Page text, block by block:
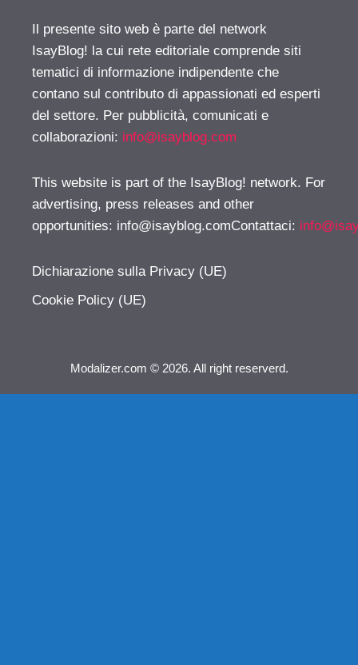
Il presente sito web è parte del network
IsayBlog! la cui rete editoriale comprende siti
tematici di informazione indipendente che
contano sul contributo di appassionati ed esperti
del settore. Per pubblicità, comunicati e
collaborazioni: info@isayblog.com
This website is part of the IsayBlog! network. For
advertising, press releases and other
opportunities: info@isayblog.comContattaci:
Dichiarazione sulla Privacy (UE)
Cookie Policy (UE)
Modalizer.com © 2026. All right reserverd.